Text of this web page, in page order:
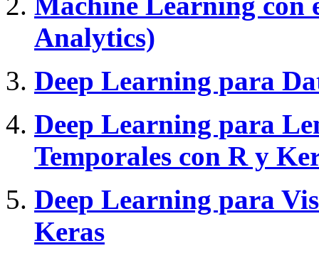
Analytics)
Deep Learning para
Deep Learning para
Temporales con R y
Deep Learning para
Keras